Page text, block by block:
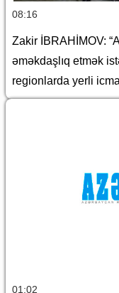
08:16
Zakir İBRAHİMOV:
əməkdaşlıq etmək
regionlarda yerli
01:02